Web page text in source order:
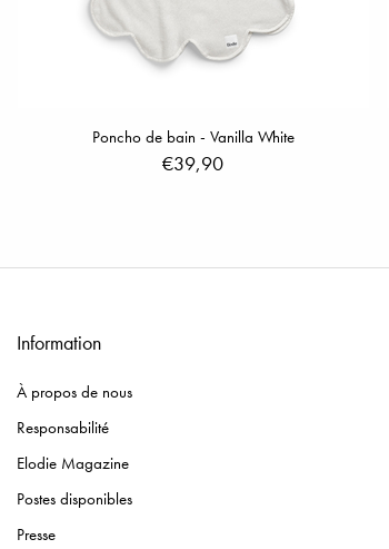
Poncho de bain - Vanilla White
€39,90
Information
À propos de nous
Responsabilité
Elodie Magazine
Postes disponibles
Presse